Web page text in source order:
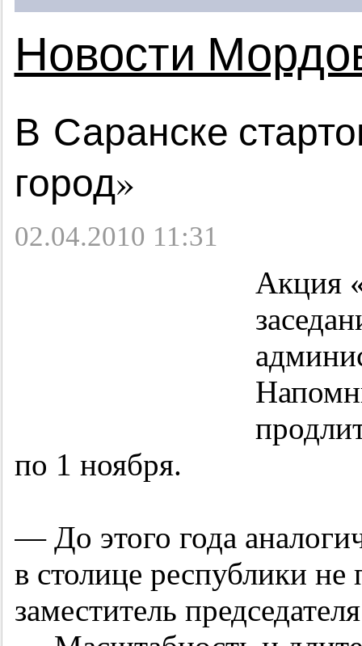
Новости
В Саранске
город»
02.04.2010 11:31
Акция
по 1 ноября.
— До этого года
в столице республики
заместитель